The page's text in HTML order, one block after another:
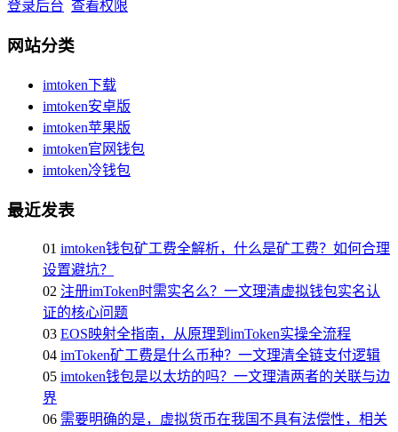
登录后台 查看权限
网站分类
imtoken下载
imtoken安卓版
imtoken苹果版
imtoken官网钱包
imtoken冷钱包
最近发表
01 imtoken钱包矿工费全解析，什么是矿工费？如何合理
设置避坑？
02 注册imToken时需实名么？一文理清虚拟钱包实名认
证的核心问题
03 EOS映射全指南，从原理到imToken实操全流程
04 imToken矿工费是什么币种？一文理清全链支付逻辑
05 imtoken钱包是以太坊的吗？一文理清两者的关联与边
界
06 需要明确的是，虚拟货币在我国不具有法偿性，相关